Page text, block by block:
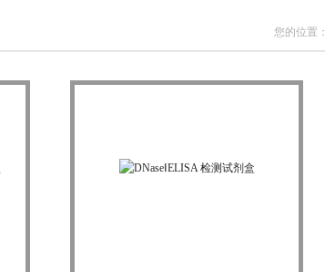
您的位置：